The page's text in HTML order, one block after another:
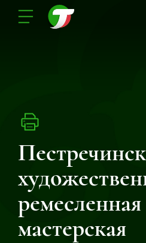
ремесленная
мастерская